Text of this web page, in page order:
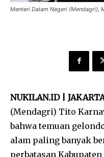
Menteri Dalam Negeri (Mendagri),
NUKILAN.ID |
(Mendagri) Tito
bahwa temuan
alam paling banyak
perbatasan